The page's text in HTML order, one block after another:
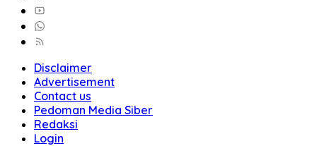
Disclaimer
Advertisement
Contact us
Pedoman Media Siber
Redaksi
Login